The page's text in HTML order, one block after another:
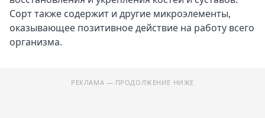
Сорт также содержит и другие микроэлементы,
оказывающее позитивное действие на работу всего
организма.
РЕКЛАМА — ПРОДОЛЖЕНИЕ НИЖЕ